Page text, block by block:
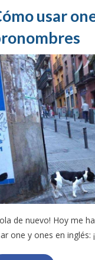
usar
de nuevo! Hoy me
one y ones en inglés: